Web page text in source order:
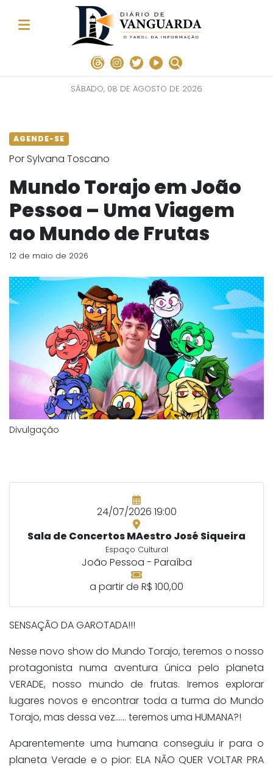
SÁBADO, 08 DE AGOSTO DE 2026
AGENDE-SE
Por Sylvana Toscano
Mundo Torajo em João
Pessoa – Uma Viagem
ao Mundo de Frutas
12 de maio de 2026
Divulgação
24/07/2026 19:00
Sala de Concertos MAestro José Siqueira
Espaço Cultural
João Pessoa - Paraíba
a partir de R$ 100,00
SENSAÇÃO DA GAROTADA!!!
Nesse novo show do Mundo Torajo, teremos o nosso
protagonista numa aventura única pelo planeta
VERADE, nosso mundo de frutas. Iremos explorar
lugares novos e encontrar toda a turma do Mundo
Torajo, mas dessa vez…… teremos uma HUMANA?!
Aparentemente uma humana conseguiu ir para o
planeta Verade e o pior: ELA NÃO QUER VOLTAR PRA